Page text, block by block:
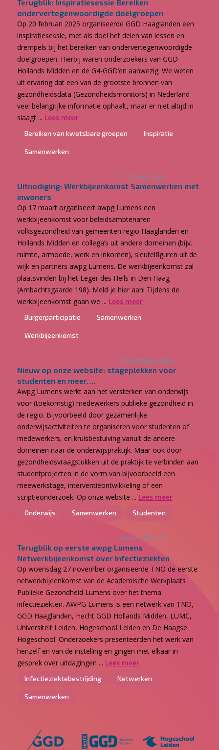
Terugblik: Inspiratiesessie Bereiken
ondervertegenwoordigde doelgroepen
Op 20 februari 2025 organiseerde GGD Haaglanden een
inspiratiesessie, met als doel het delen van lessen en
drempels bij het bereiken van ondervertegenwoordigde
doelgroepen. Hierbij waren onderzoekers van GGD
Hollands Midden en de G4-GGD’en aanwezig. We weten
uit ervaring dat een van de grootste bronnen van
gezondheidsdata (Gezondheidsmonitors) in Nederland
veel belangrijke informatie ophaalt, maar er niet altijd in
slaagt ... Lees meer
Bereiken van kwetsbare groepen Inspiratie
Samenwerken
11 februari 2025
Uitnodiging: Werkbijeenkomst Samenwerken met
inwoners
Op 17 maart organiseert awpg Lumens een
werkbijeenkomst voor beleidsambtenaren
volksgezondheid van gemeenten regio Haaglanden en
Hollands Midden en collega’s uit andere domeinen (bijv.
ruimte, armoede, werk en inkomen), sleutelfiguren uit de
wijk en partners awpg Lumens. De werkbijeenkomst zal
plaatsvinden bij het Leger des Heils in Den Haag
(Ambachtsgaarde 198). Meld je hier aan! Tijdens de
werkbijeenkomst gaan we ... Lees meer
Burgerparticipatie Samenwerken
Werkbijeenkomst
18 december 2024
Nieuw op onze website: stageplekken voor
studenten en meer….
Awpg Lumens werkt aan het versterken van onderwijs
voor (toekomstig) medewerkers publieke gezondheid in
de regio. Bijvoorbeeld door gezamenlijke
onderwijsactiviteiten te organiseren voor studenten of
medewerkers, en kruisbestuiving vanuit de andere
domeinen naar de onderwijspraktijk. Maar ook door
gezondheidsvraagstukken uit de praktijk te verbinden aan
studentprojecten in de vorm van bijvoorbeeld een
meewerkstage, interventieontwikkeling of een
scriptieonderzoek. Op onze website ... Lees meer
Onderwijs Samenwerken Studenten
4 december 2024
Terugblik op eerste awpg Lumens
Netwerkbijeenkomst over Infectieziekten
Op woensdag 27 november organiseerde TNO de eerste
netwerkbijeenkomst van de Academische Werkplaats
Publieke Gezondheid Lumens over het thema
infectieziekten. AWPG Lumens is een netwerk van TNO,
GGD Haaglanden, Hecht GGD Hollands Midden, LUMC,
Universiteit Leiden, Hogeschool Leiden en De Haagse
Hogeschool. Onderzoekers presenteerden het werk van
henzelf en van de instelling en gingen met elkaar in
gesprek over uitdagingen ... Lees meer
Infectieziektebestrijding Netwerken
Samenwerken